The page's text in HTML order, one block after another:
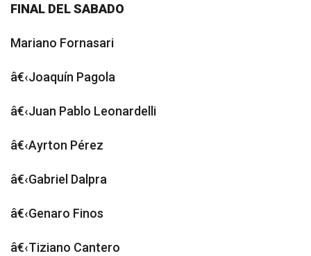
FINAL DEL SABADO
Mariano Fornasari
â€‹Joaquín Pagola
â€‹Juan Pablo Leonardelli
â€‹Ayrton Pérez
â€‹Gabriel Dalpra
â€‹Genaro Finos
â€‹Tiziano Cantero